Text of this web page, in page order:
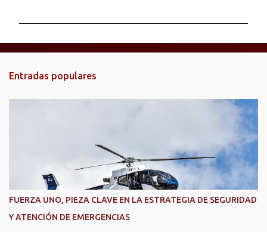
n
t
Entradas populares
FUERZA UNO, PIEZA CLAVE EN LA ESTRATEGIA DE SEGURIDAD
Y ATENCIÓN DE EMERGENCIAS